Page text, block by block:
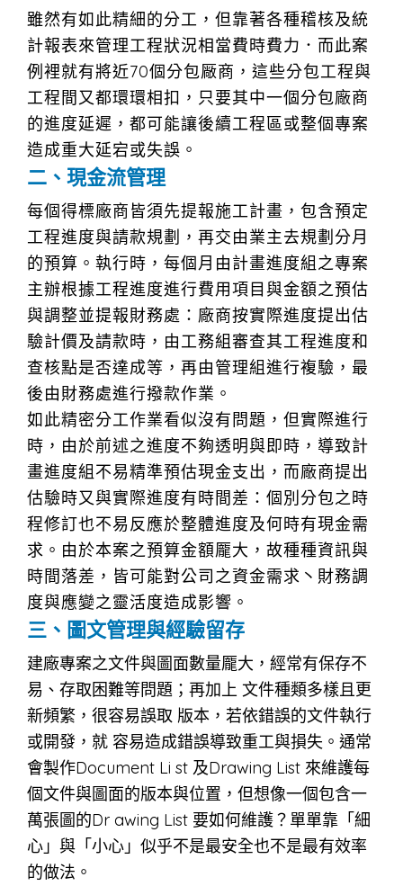
雖然有如此精細的分工，但靠著各種稽核及統
計報表來管理工程狀況相當費時費力．而此案
例裡就有將近70個分包厰商，這些分包工程與
工程間又都環環相扣，只要其中一個分包廠商
的進度延遲，都可能讓後續工程區或整個專案
造成重大延宕或失誤。
二、現金流管理
每個得標廠商皆須先提報施工計畫，包含預定
工程進度與請款規劃，再交由業主去規劃分月
的預算。執行時，每個月由計畫進度組之專案
主辦根據工程進度進行費用項目與金額之預估
與調整並提報財務處：廠商按實際進度提出估
驗計價及請款時，由工務組審查其工程進度和
查核點是否達成等，再由管理組進行複驗，最
後由財務處進行撥款作業。
如此精密分工作業看似沒有問題，但實際進行
時，由於前述之進度不夠透明與即時，導致計
畫進度組不易精準預估現金支出，而廠商提出
估驗時又與實際進度有時間差：個別分包之時
程修訂也不易反應於整體進度及何時有現金需
求。由於本案之預算金額龎大，故種種資訊與
時間落差，皆可能對公司之資金需求丶財務調
度與應變之靈活度造成影響。
三、圖文管理與經驗留存
建廠專案之文件與圖面數量龎大，經常有保存不
易、存取困難等問題；再加上 文件種類多樣且更
新頻繁，很容易誤取 版本，若依錯誤的文件執行
或開發，就 容易造成錯誤導致重工與損失。通常
會製作Document Li st 及Drawing List 來維護每
個文件與圖面的版本與位置，但想像一個包含一
萬張圖的Dr awing List 要如何維護？單單靠「細
心」與「小心」似乎不是最安全也不是最有效率
的做法。